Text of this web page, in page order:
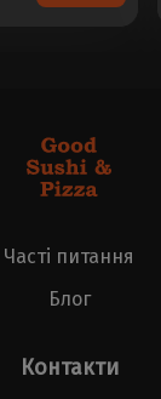
Часті питання
Блог
Контакти